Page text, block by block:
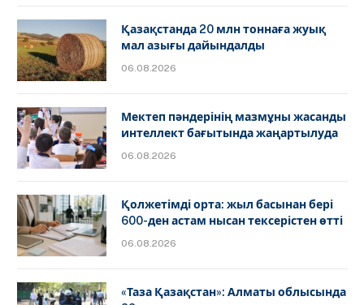
Қазақстанда 20 млн тоннаға жуық
мал азығы дайындалды
06.08.2026
Мектеп пәндерінің мазмұны жасанды
интеллект бағытында жаңартылуда
06.08.2026
Қолжетімді орта: жыл басынан бері
600-ден астам нысан тексерістен өтті
06.08.2026
«Таза Қазақстан»: Алматы облысында